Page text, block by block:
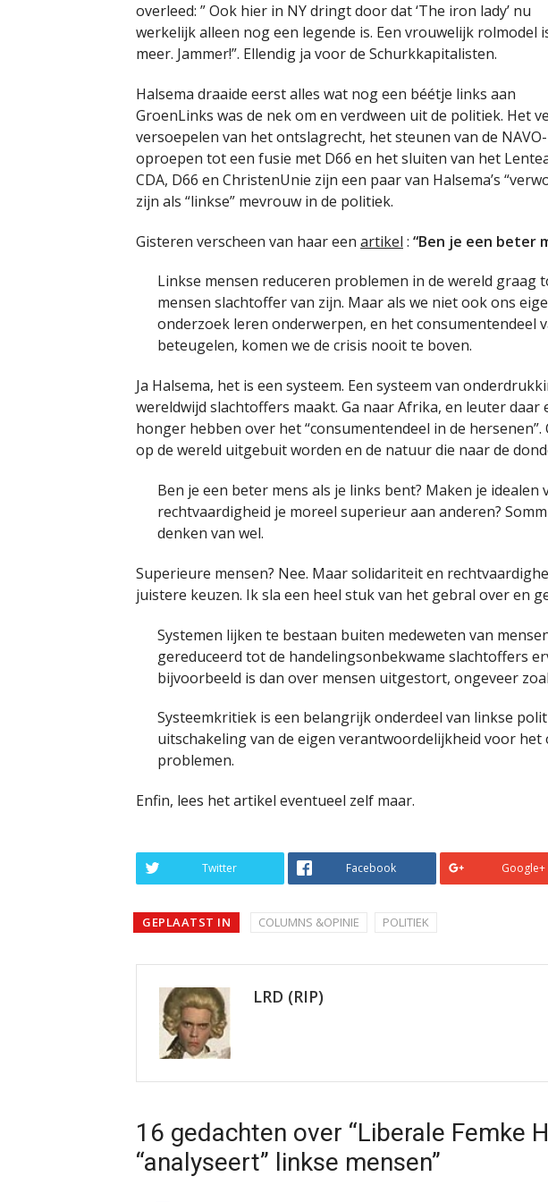
overleed: ” Ook hier in NY dringt door dat ‘The iron lady’ nu
werkelijk alleen nog een legende is. Een vrouwelijk rolmodel
meer. Jammer!”. Ellendig ja voor de Schurkkapitalisten.
Halsema draaide eerst alles wat nog een béétje links aan
GroenLinks was de nek om en verdween uit de politiek. Het
versoepelen van het ontslagrecht, het steunen van de
oproepen tot een fusie met D66 en het sluiten van het
CDA, D66 en ChristenUnie zijn een paar van Halsema’s
zijn als “linkse” mevrouw in de politiek.
Gisteren verscheen van haar een artikel : “Ben je een beter
Linkse mensen reduceren problemen in de wereld graag
mensen slachtoffer van zijn. Maar als we niet ook ons
onderzoek leren onderwerpen, en het consumentendeel
beteugelen, komen we de crisis nooit te boven.
Ja Halsema, het is een systeem. Een systeem van
wereldwijd slachtoffers maakt. Ga naar Afrika, en leuter daar
honger hebben over het “consumentendeel in de
op de wereld uitgebuit worden en de natuur die naar de
Ben je een beter mens als je links bent? Maken je idealen
rechtvaardigheid je moreel superieur aan anderen?
denken van wel.
Superieure mensen? Nee. Maar solidariteit en
juistere keuzen. Ik sla een heel stuk van het gebral over en
Systemen lijken te bestaan buiten medeweten van
gereduceerd tot de handelingsonbekwame slachtoffers
bijvoorbeeld is dan over mensen uitgestort, ongeveer
Systeemkritiek is een belangrijk onderdeel van linkse
uitschakeling van de eigen verantwoordelijkheid voor het
problemen.
Enfin, lees het artikel eventueel zelf maar.
Twitter Facebook Google+
GEPLAATST IN COLUMNS &OPINIE POLITIEK
LRD (RIP)
16 gedachten over “Liberale Femke
“analyseert” linkse mensen”